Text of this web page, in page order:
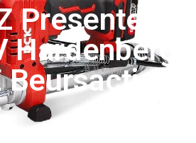
Presenteert
Hardenberg
Beursactie!